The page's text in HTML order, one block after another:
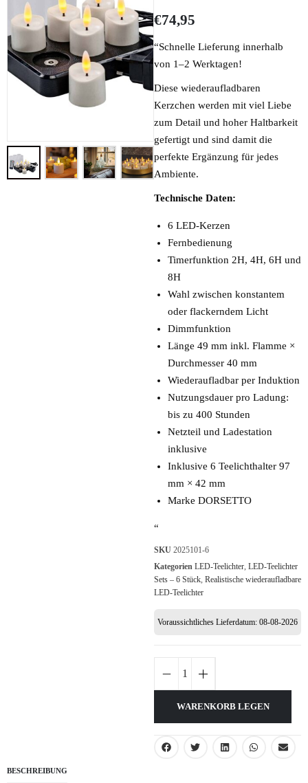
€74,95
“Schnelle Lieferung innerhalb
von 1–2 Werktagen!
Diese wiederaufladbaren
Kerzchen werden mit viel Liebe
zum Detail und hoher Haltbarkeit
gefertigt und sind damit die
perfekte Ergänzung für jedes
Ambiente.
Technische Daten:
6 LED-Kerzen
Fernbedienung
Timerfunktion 2H, 4H, 6H und
8H
Wahl zwischen konstantem
oder flackerndem Licht
Dimmfunktion
Länge 49 mm inkl. Flamme ×
Durchmesser 40 mm
Wiederaufladbar per Induktion
Nutzungsdauer pro Ladung:
bis zu 400 Stunden
Netzteil und Ladestation
inklusive
Inklusive 6 Teelichthalter 97
mm × 42 mm
Marke DORSETTO
“
SKU 2025101-6
Kategorien LED-Teelichter, LED-Teelichter
Sets – 6 Stück, Realistische wiederaufladbare
LED-Teelichter
Voraussichtliches Lieferdatum: 08-08-2026
WARENKORB LEGEN
BESCHREIBUNG